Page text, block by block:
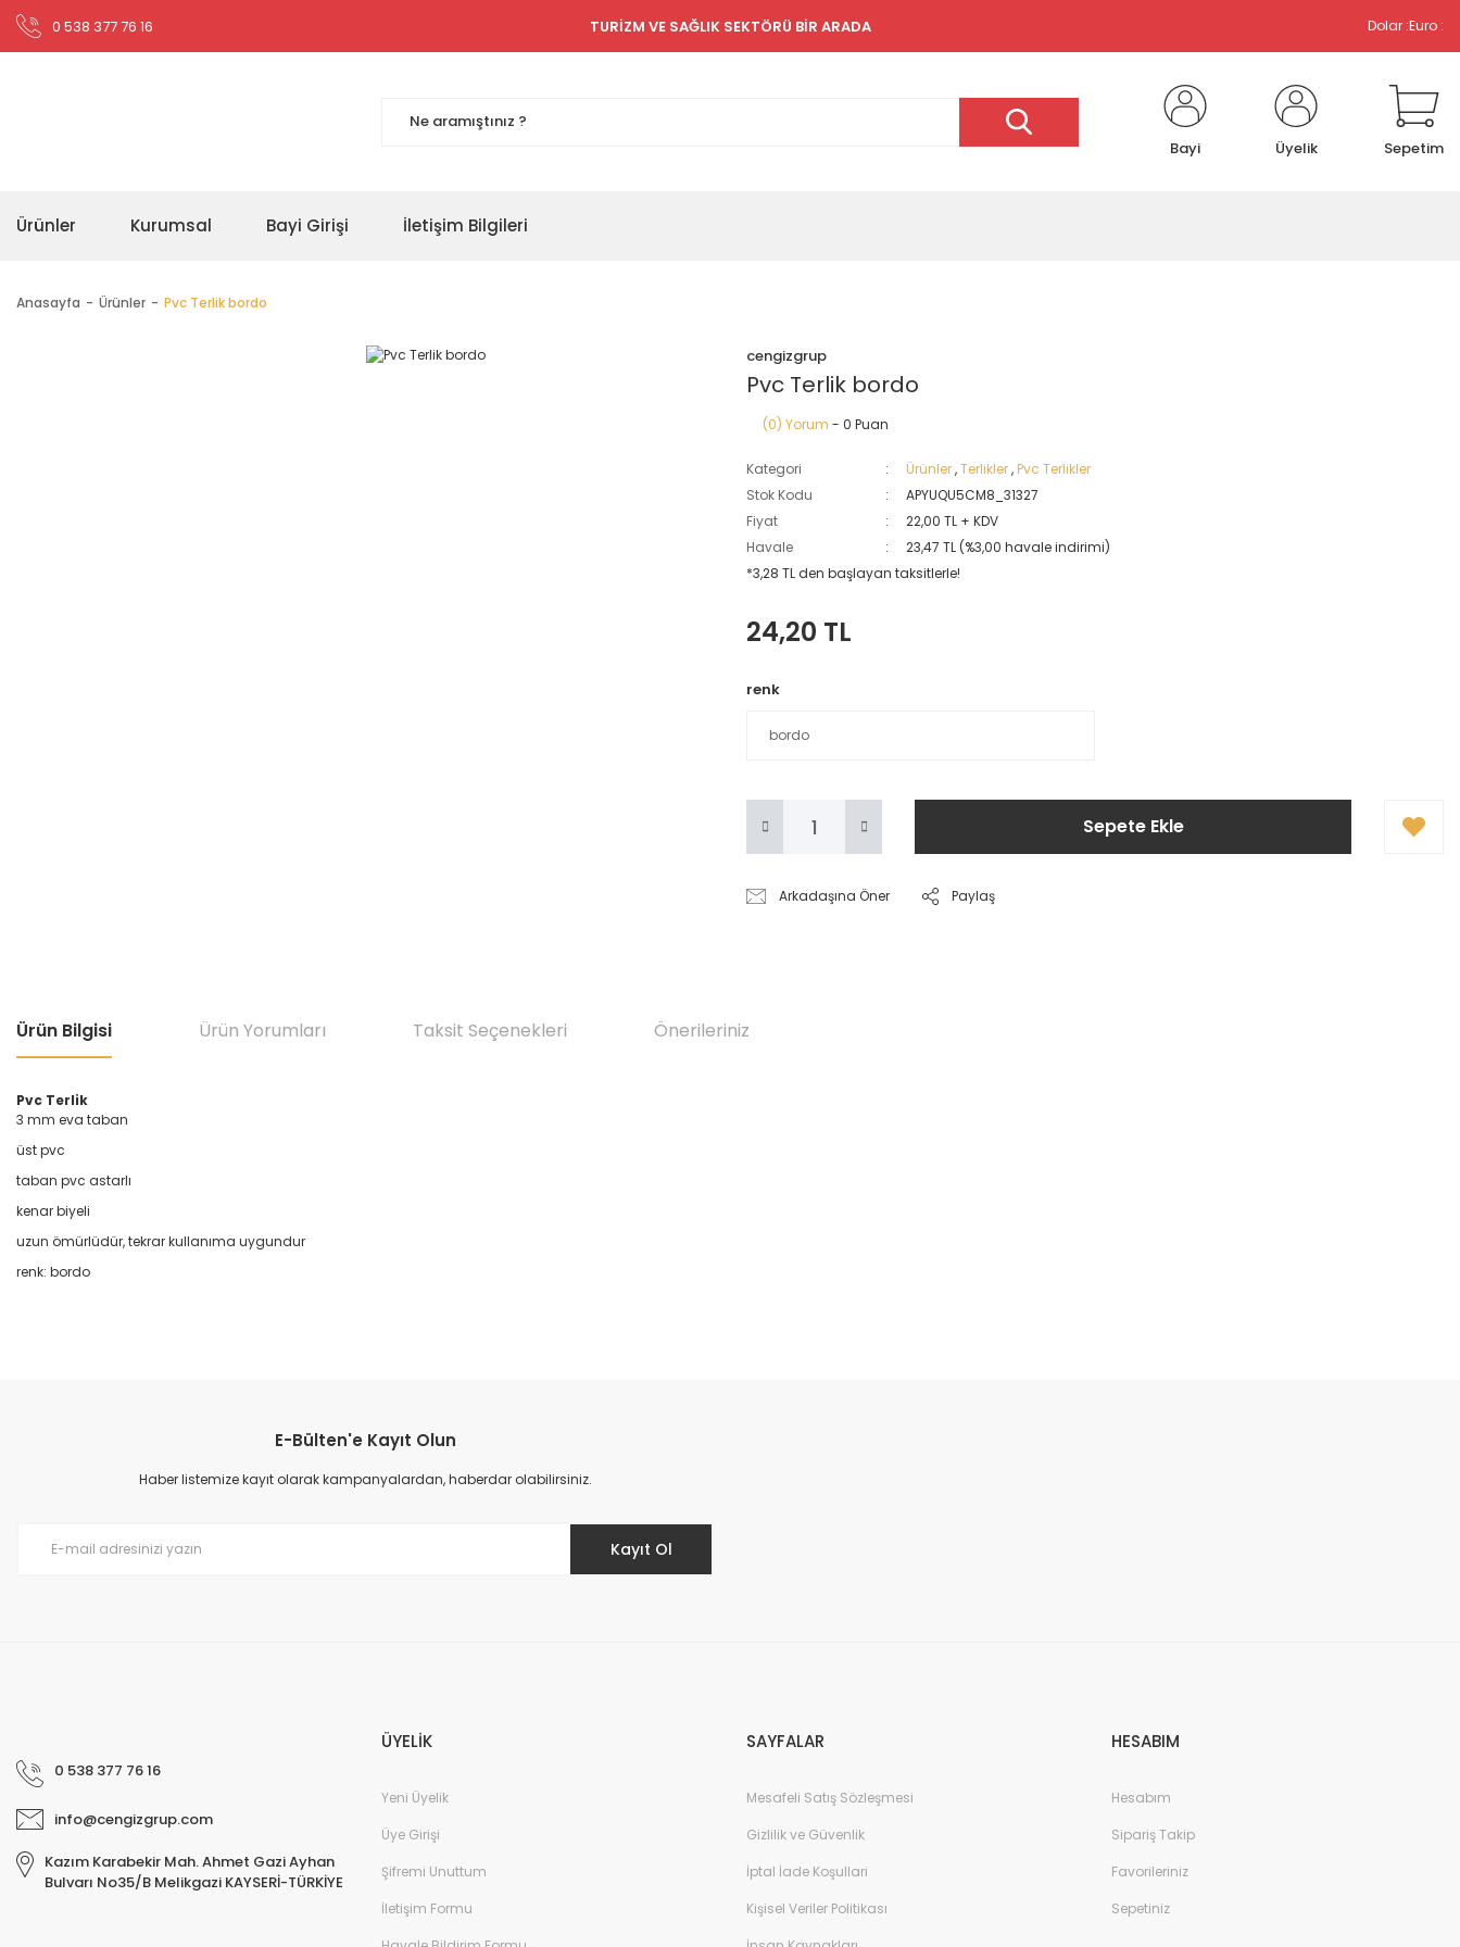
0 538 377 76 16 TURİZM VE SAĞLIK SEKTÖRÜ BİR ARADA Dolar :Euro :
Bayi Üyelik Sepetim
Ürünler Kurumsal Bayi Girişi İletişim Bilgileri
Anasayfa Ürünler Pvc Terlik bordo
cengizgrup
Pvc Terlik bordo
(0) Yorum - 0 Puan
Kategori Ürünler,Terlikler,Pvc Terlikler
Stok Kodu
APYUQU5CM8_31327
Fiyat
22,00 TL + KDV
Havale
23,47 TL (%3,00 havale indirimi)
*3,28 TL den başlayan taksitlerle!
24,20 TL
renk
Sepete Ekle
Arkadaşına Öner Paylaş
Ürün Bilgisi Ürün Yorumları Taksit Seçenekleri Önerileriniz
Pvc Terlik
3 mm eva taban
üst pvc
taban pvc astarlı
kenar biyeli
uzun ömürlüdür, tekrar kullanıma uygundur
renk: bordo
Ürün resmi kalitesiz, bozuk veya görüntülenemiyor.
Ürün açıklamasında eksik bilgiler bulunuyor.
E-Bülten'e Kayıt Olun
Haber listemize kayıt olarak kampanyalardan, haberdar olabilirsiniz.
Kayıt Ol
0 538 377 76 16
info@cengizgrup.com
Kazım Karabekir Mah. Ahmet Gazi Ayhan
Bulvarı No35/B Melikgazi KAYSERİ-TÜRKİYE
ÜYELİK
Yeni Üyelik
Üye Girişi
Şifremi Unuttum
İletişim Formu
SAYFALAR
Mesafeli Satış Sözleşmesi
Gizlilik ve Güvenlik
İptal İade Koşullari
Kişisel Veriler Politikası
HESABIM
Hesabım
Sipariş Takip
Favorileriniz
Sepetiniz